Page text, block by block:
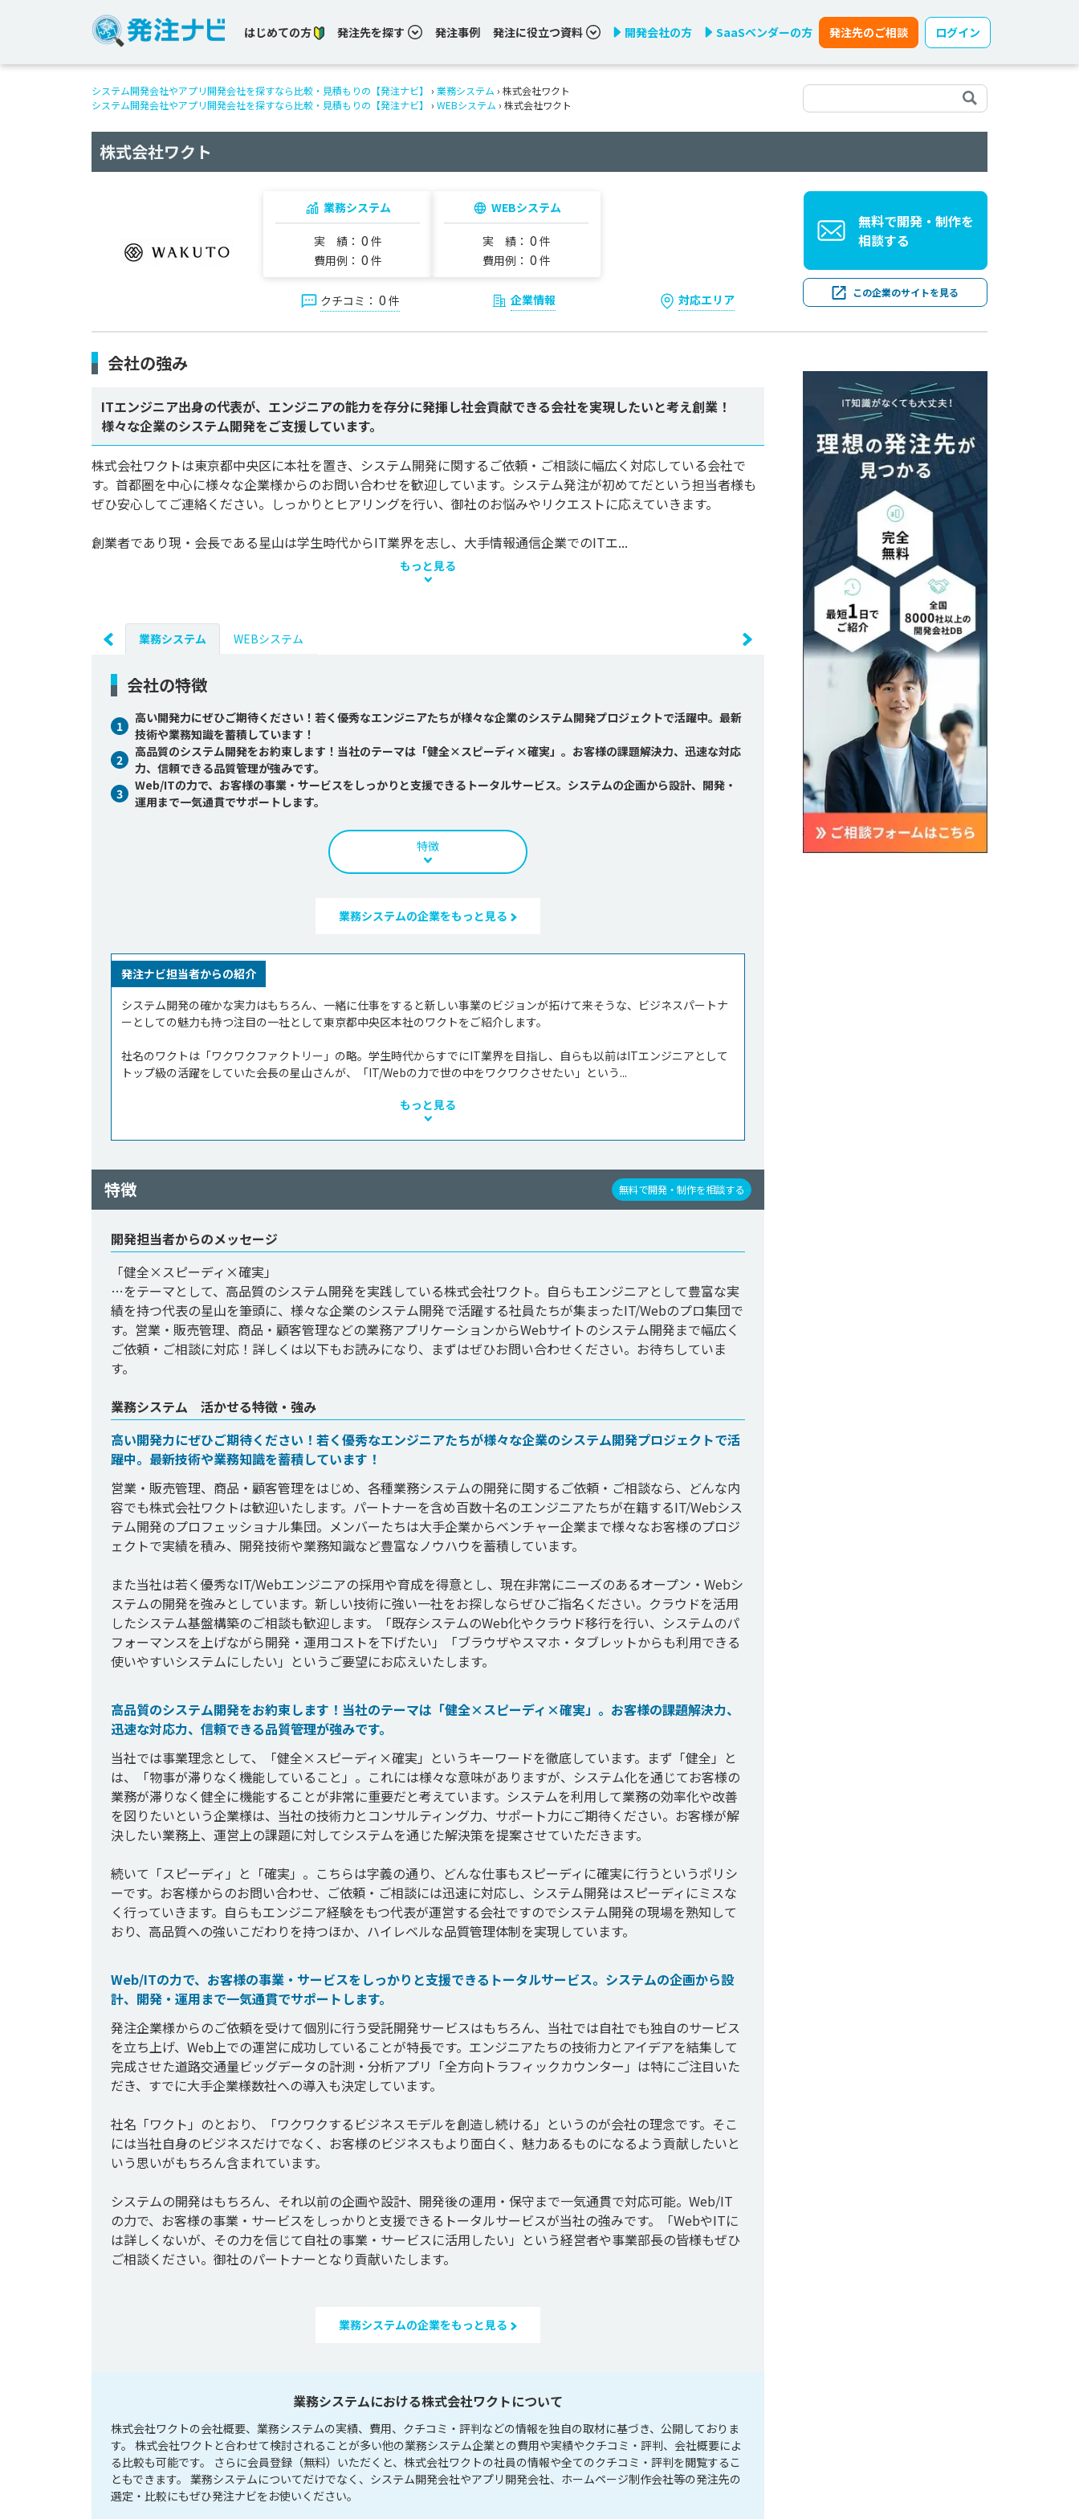
はじめての方 発注先を探す 発注事例 発注に役立つ資料 開発会社の方 SaaSベンダーの方 発注先のご相談 ログイン
システム開発会社やアプリ開発会社を探すなら比較・見積もりの【発注ナビ】 › 業務システム › 株式会社ワクト
システム開発会社やアプリ開発会社を探すなら比較・見積もりの【発注ナビ】
› WEBシステム › 株式会社ワクト
株式会社ワクト
業務システム
実 績： 0 件
費用例： 0 件
WEBシステム
実 績： 0 件
費用例： 0 件
クチコミ： 0 件 企業情報 対応エリア
無料で開発・制作を
相談する
この企業のサイトを見る
会社の強み
ITエンジニア出身の代表が、エンジニアの能力を存分に発揮し社会貢献できる会社を実現したいと考え創業！
様々な企業のシステム開発をご支援しています。
株式会社ワクトは東京都中央区に本社を置き、システム開発に関するご依頼・ご相談に幅広く対応している会社で
す。首都圏を中心に様々な企業様からのお問い合わせを歓迎しています。システム発注が初めてだという担当者様も
ぜひ安心してご連絡ください。しっかりとヒアリングを行い、御社のお悩みやリクエストに応えていきます。
創業者であり現・会長である星山は学生時代からIT業界を志し、大手情報通信企業でのITエ...
もっと見る
業務システム WEBシステム
会社の特徴
1
高い開発力にぜひご期待ください！若く優秀なエンジニアたちが様々な企業のシステム開発プロジェクトで活躍中。最新
技術や業務知識を蓄積しています！
2
高品質のシステム開発をお約束します！当社のテーマは「健全×スピーディ×確実」。お客様の課題解決力、迅速な対応
力、信頼できる品質管理が強みです。
3
Web/ITの力で、お客様の事業・サービスをしっかりと支援できるトータルサービス。システムの企画から設計、開発・
運用まで一気通貫でサポートします。
特徴
業務システムの企業をもっと見る
発注ナビ担当者からの紹介
システム開発の確かな実力はもちろん、一緒に仕事をすると新しい事業のビジョンが拓けて来そうな、ビジネスパートナ
ーとしての魅力も持つ注目の一社として東京都中央区本社のワクトをご紹介します。
社名のワクトは「ワクワクファクトリー」の略。学生時代からすでにIT業界を目指し、自らも以前はITエンジニアとして
トップ級の活躍をしていた会長の星山さんが、「IT/Webの力で世の中をワクワクさせたい」という...
もっと見る
特徴 無料で開発・制作を相談する
開発担当者からのメッセージ
「健全×スピーディ×確実」
…をテーマとして、高品質のシステム開発を実践している株式会社ワクト。自らもエンジニアとして豊富な実
績を持つ代表の星山を筆頭に、様々な企業のシステム開発で活躍する社員たちが集まったIT/Webのプロ集団で
す。営業・販売管理、商品・顧客管理などの業務アプリケーションからWebサイトのシステム開発まで幅広く
ご依頼・ご相談に対応！詳しくは以下もお読みになり、まずはぜひお問い合わせください。お待ちしていま
す。
業務システム 活かせる特徴・強み
高い開発力にぜひご期待ください！若く優秀なエンジニアたちが様々な企業のシステム開発プロジェクトで活
躍中。最新技術や業務知識を蓄積しています！
営業・販売管理、商品・顧客管理をはじめ、各種業務システムの開発に関するご依頼・ご相談なら、どんな内
容でも株式会社ワクトは歓迎いたします。パートナーを含め百数十名のエンジニアたちが在籍するIT/Webシス
テム開発のプロフェッショナル集団。メンバーたちは大手企業からベンチャー企業まで様々なお客様のプロジ
ェクトで実績を積み、開発技術や業務知識など豊富なノウハウを蓄積しています。
また当社は若く優秀なIT/Webエンジニアの採用や育成を得意とし、現在非常にニーズのあるオープン・Webシ
ステムの開発を強みとしています。新しい技術に強い一社をお探しならぜひご指名ください。クラウドを活用
したシステム基盤構築のご相談も歓迎します。「既存システムのWeb化やクラウド移行を行い、システムのパ
フォーマンスを上げながら開発・運用コストを下げたい」「ブラウザやスマホ・タブレットからも利用できる
使いやすいシステムにしたい」というご要望にお応えいたします。
高品質のシステム開発をお約束します！当社のテーマは「健全×スピーディ×確実」。お客様の課題解決力、
迅速な対応力、信頼できる品質管理が強みです。
当社では事業理念として、「健全×スピーディ×確実」というキーワードを徹底しています。まず「健全」と
は、「物事が滞りなく機能していること」。これには様々な意味がありますが、システム化を通じてお客様の
業務が滞りなく健全に機能することが非常に重要だと考えています。システムを利用して業務の効率化や改善
を図りたいという企業様は、当社の技術力とコンサルティング力、サポート力にご期待ください。お客様が解
決したい業務上、運営上の課題に対してシステムを通じた解決策を提案させていただきます。
続いて「スピーディ」と「確実」。こちらは字義の通り、どんな仕事もスピーディに確実に行うというポリシ
ーです。お客様からのお問い合わせ、ご依頼・ご相談には迅速に対応し、システム開発はスピーディにミスな
く行っていきます。自らもエンジニア経験をもつ代表が運営する会社ですのでシステム開発の現場を熟知して
おり、高品質への強いこだわりを持つほか、ハイレベルな品質管理体制を実現しています。
Web/ITの力で、お客様の事業・サービスをしっかりと支援できるトータルサービス。システムの企画から設
計、開発・運用まで一気通貫でサポートします。
発注企業様からのご依頼を受けて個別に行う受託開発サービスはもちろん、当社では自社でも独自のサービス
を立ち上げ、Web上での運営に成功していることが特長です。エンジニアたちの技術力とアイデアを結集して
完成させた道路交通量ビッグデータの計測・分析アプリ「全方向トラフィックカウンター」は特にご注目いた
だき、すでに大手企業様数社への導入も決定しています。
社名「ワクト」のとおり、「ワクワクするビジネスモデルを創造し続ける」というのが会社の理念です。そこ
には当社自身のビジネスだけでなく、お客様のビジネスもより面白く、魅力あるものになるよう貢献したいと
いう思いがもちろん含まれています。
システムの開発はもちろん、それ以前の企画や設計、開発後の運用・保守まで一気通貫で対応可能。Web/IT
の力で、お客様の事業・サービスをしっかりと支援できるトータルサービスが当社の強みです。「WebやITに
は詳しくないが、その力を信じて自社の事業・サービスに活用したい」という経営者や事業部長の皆様もぜひ
ご相談ください。御社のパートナーとなり貢献いたします。
業務システムの企業をもっと見る
業務システムにおける株式会社ワクトについて
株式会社ワクトの会社概要、業務システムの実績、費用、クチコミ・評判などの情報を独自の取材に基づき、公開しておりま
す。 株式会社ワクトと合わせて検討されることが多い他の業務システム企業との費用や実績やクチコミ・評判、会社概要によ
る比較も可能です。 さらに会員登録（無料）いただくと、株式会社ワクトの社員の情報や全てのクチコミ・評判を閲覧するこ
ともできます。 業務システムについてだけでなく、システム開発会社やアプリ開発会社、ホームページ制作会社等の発注先の
選定・比較にもぜひ発注ナビをお使いください。